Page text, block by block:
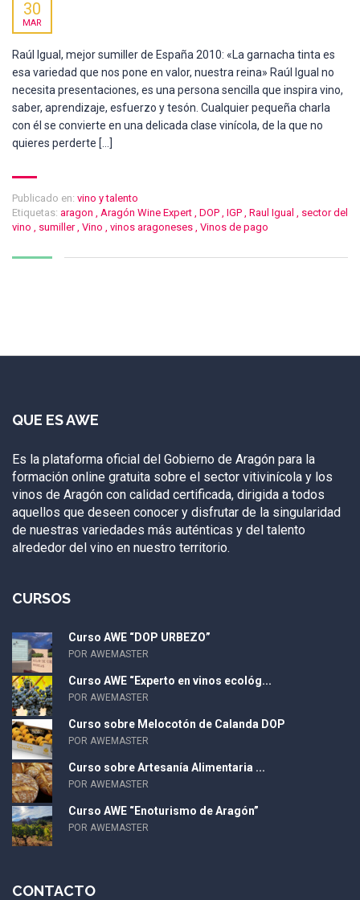
30
MAR
Raúl Igual, mejor sumiller de España 2010: «La garnacha tinta es
esa variedad que nos pone en valor, nuestra reina» Raúl Igual no
necesita presentaciones, es una persona sencilla que inspira vino,
saber, aprendizaje, esfuerzo y tesón. Cualquier pequeña charla
con él se convierte en una delicada clase vinícola, de la que no
quieres perderte […]
Publicado en: vino y talento
Etiquetas: aragon , Aragón Wine Expert , DOP , IGP , Raul Igual , sector del
vino , sumiller, Vino , vinos aragoneses , Vinos de pago
QUE ES AWE
Es la plataforma oficial del Gobierno de Aragón para la
formación online gratuita sobre el sector vitivinícola y los
vinos de Aragón con calidad certificada, dirigida a todos
aquellos que deseen conocer y disfrutar de la singularidad
de nuestras variedades más auténticas y del talento
alrededor del vino en nuestro territorio.
CURSOS
Curso AWE “DOP URBEZO”
POR AWEMASTER
Curso AWE “Experto en vinos ecológ...
POR AWEMASTER
Curso sobre Melocotón de Calanda DOP
POR AWEMASTER
Curso sobre Artesanía Alimentaria ...
POR AWEMASTER
Curso AWE “Enoturismo de Aragón”
POR AWEMASTER
CONTACTO